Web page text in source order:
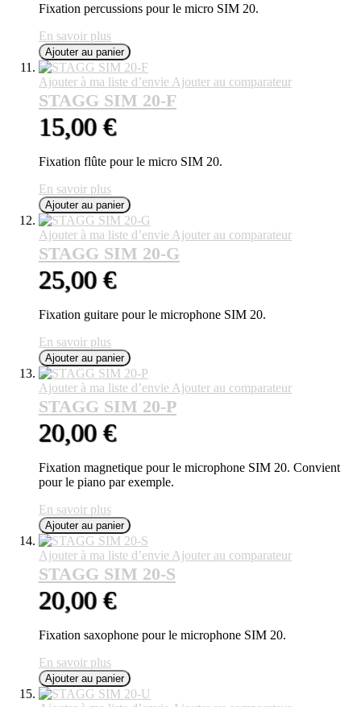
Fixation percussions pour le micro SIM 20.
En savoir plus
Ajouter au panier
Ajouter à ma liste d’envie Ajouter au comparateur
STAGG SIM 20-F
15,00 €
Fixation flûte pour le micro SIM 20.
En savoir plus
Ajouter au panier
Ajouter à ma liste d’envie Ajouter au comparateur
STAGG SIM 20-G
25,00 €
Fixation guitare pour le microphone SIM 20.
En savoir plus
Ajouter au panier
Ajouter à ma liste d’envie Ajouter au comparateur
STAGG SIM 20-P
20,00 €
Fixation magnetique pour le microphone SIM 20. Convient
pour le piano par exemple.
En savoir plus
Ajouter au panier
Ajouter à ma liste d’envie Ajouter au comparateur
STAGG SIM 20-S
20,00 €
Fixation saxophone pour le microphone SIM 20.
En savoir plus
Ajouter au panier